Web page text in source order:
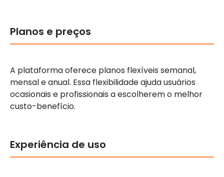
Planos e preços
A plataforma oferece planos flexíveis semanal,
mensal e anual. Essa flexibilidade ajuda usuários
ocasionais e profissionais a escolherem o melhor
custo-benefício.
Experiência de uso